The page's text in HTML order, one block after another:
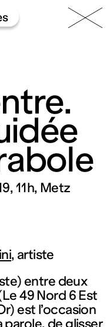
Menu
11h Metz
, artiste
entre deux
49 Nord 6 Est
est l’occasion